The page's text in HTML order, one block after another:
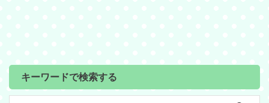
キーワードで検索する